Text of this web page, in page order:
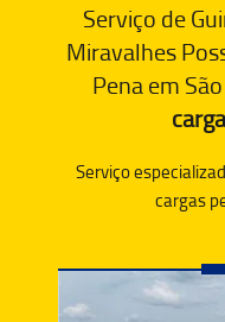
Serviço de
Miravalhes
Pena em
Serviço
cargas